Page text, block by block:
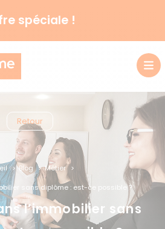
spéciale !
Retour
Blog
Métier
sans diplôme : est-ce possible ?
l’immobilier sans